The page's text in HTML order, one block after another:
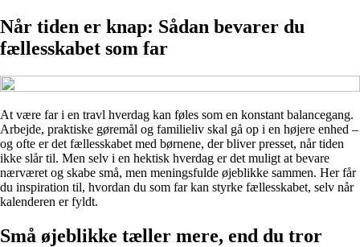
Når tiden er knap: Sådan bevarer du
fællesskabet som far
At være far i en travl hverdag kan føles som en konstant balancegang.
Arbejde, praktiske gøremål og familieliv skal gå op i en højere enhed –
og ofte er det fællesskabet med børnene, der bliver presset, når tiden
ikke slår til. Men selv i en hektisk hverdag er det muligt at bevare
nærværet og skabe små, men meningsfulde øjeblikke sammen. Her får
du inspiration til, hvordan du som far kan styrke fællesskabet, selv når
kalenderen er fyldt.
Små øjeblikke tæller mere, end du tror